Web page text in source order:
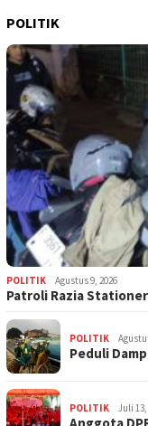
POLITIK
POLITIK Agustus 9, 2026
Patroli Razia
POLITIK
‎Peduli
POLITIK Juli 13,
Anggota